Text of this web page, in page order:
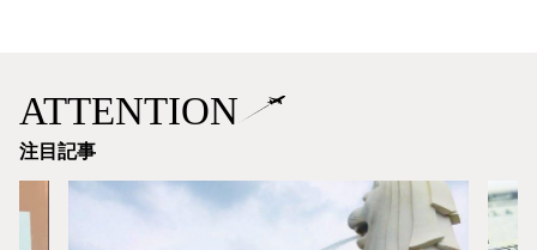
ATTENTION
注目記事